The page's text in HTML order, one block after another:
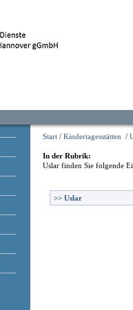
Start / Kindertagesstätten /
In der Rubrik:
Uslar finden Sie folgende
>> Uslar